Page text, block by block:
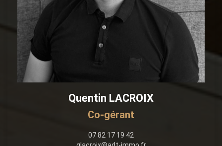
Quentin LACROIX
Co-gérant
07 82 17 19 42